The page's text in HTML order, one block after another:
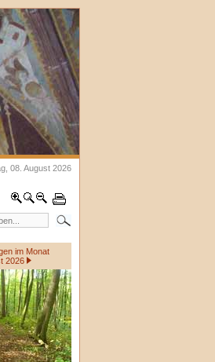
08. August 2026
im Monat
2026